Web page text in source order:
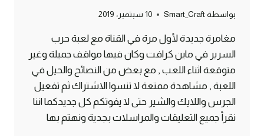
بواسطة Smart_Craft 10 سبتمبر، 2019
مغامرة جديدة لأول مرة في القناة مع لعبة حرب
السرير في ماين كرافت وكان فيها مواقف جميلة وغير
متوقعة اثناء اللعب , مع بعض من النصائح والحيل في
اللعبة , مشاهدة ممتعة لا تنسوا الاشتراك ثم تفعيل
الجرس واللايك والشير حتى لا يفوتكم كل جديدكما اننا
نقرأ جميع التعليقات والمراسلات بجدية ونهتم بها